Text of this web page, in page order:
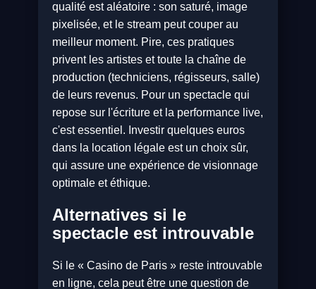
qualité est aléatoire : son saturé, image
pixelisée, et le stream peut couper au
meilleur moment. Pire, ces pratiques
privent les artistes et toute la chaîne de
production (techniciens, régisseurs, salle)
de leurs revenus. Pour un spectacle qui
repose sur l'écriture et la performance live,
c'est essentiel. Investir quelques euros
dans la location légale est un choix sûr,
qui assure une expérience de visionnage
optimale et éthique.
Alternatives si le
spectacle est introuvable
Si le « Casino de Paris » reste introuvable
en ligne, cela peut être une question de